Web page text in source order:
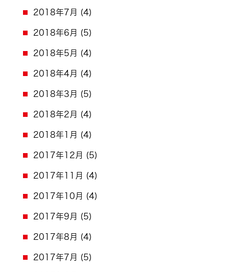
2018年7月 (4)
2018年6月 (5)
2018年5月 (4)
2018年4月 (4)
2018年3月 (5)
2018年2月 (4)
2018年1月 (4)
2017年12月 (5)
2017年11月 (4)
2017年10月 (4)
2017年9月 (5)
2017年8月 (4)
2017年7月 (5)